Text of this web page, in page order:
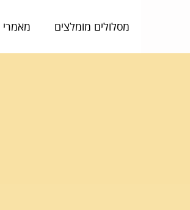
מסלולים מומלצים מאמרי